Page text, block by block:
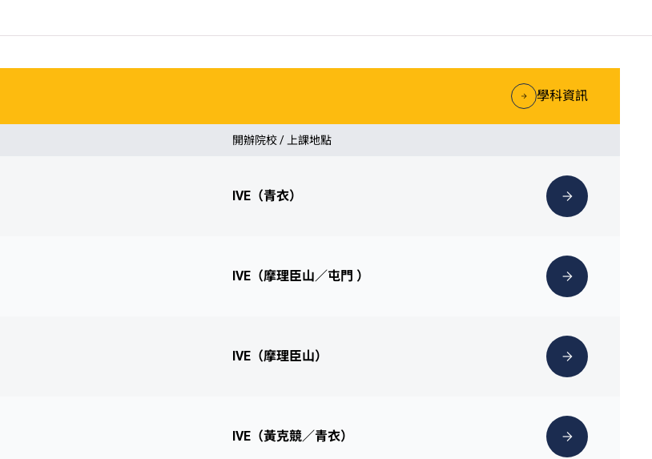
學科資訊
開辦院校 / 上課地點
IVE（青衣）
IVE（摩理臣山／屯門 ）
IVE（摩理臣山）
IVE（黃克競／青衣）